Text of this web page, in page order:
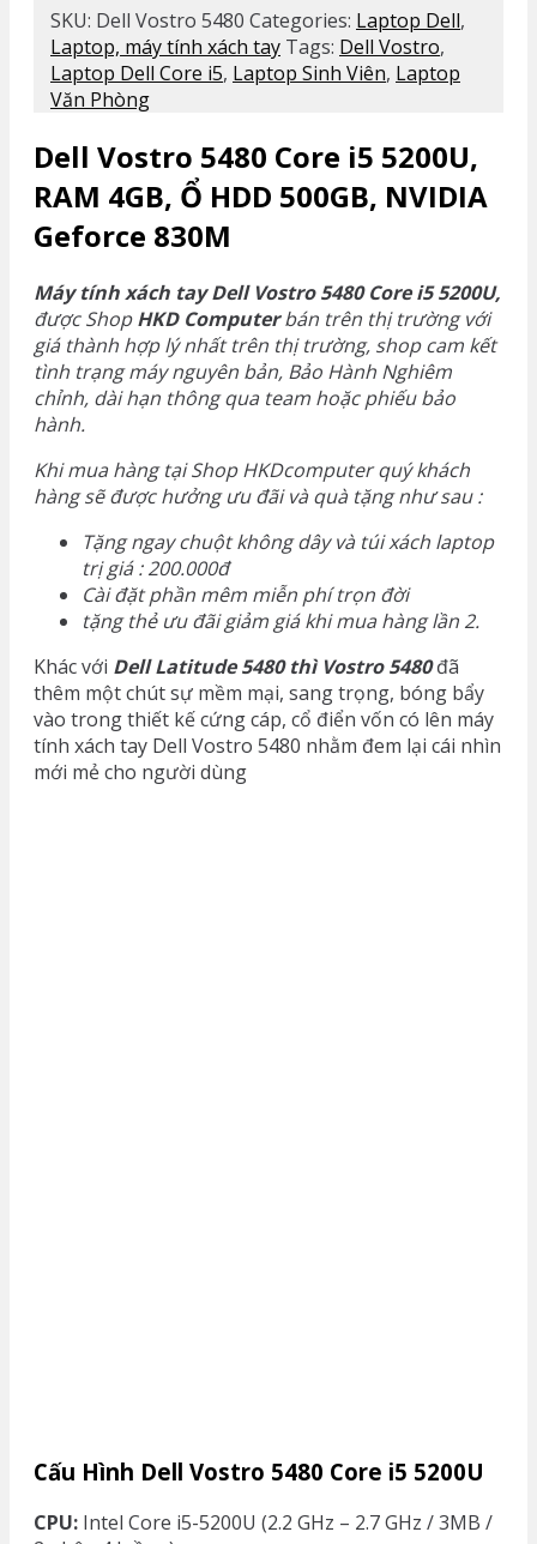
SKU: Dell Vostro 5480 Categories: Laptop Dell,
Laptop, máy tính xách tay Tags: Dell Vostro,
Laptop Dell Core i5, Laptop Sinh Viên, Laptop
Văn Phòng
Dell Vostro 5480 Core i5 5200U,
RAM 4GB, Ổ HDD 500GB, NVIDIA
Geforce 830M
Máy tính xách tay Dell Vostro 5480 Core i5 5200U,
được ShopHKD Computerbán trên thị trường với
giá thành hợp lý nhất trên thị trường, shop cam kết
tình trạng máy nguyên bản, Bảo Hành Nghiêm
chỉnh, dài hạn thông qua team hoặc phiếu bảo
hành.
Khi mua hàng tại Shop HKDcomputer quý khách
hàng sẽ được hưởng ưu đãi và quà tặng như sau :
Tặng ngay chuột không dây và túi xách laptop
trị giá : 200.000đ
Cài đặt phần mêm miễn phí trọn đời
tặng thẻ ưu đãi giảm giá khi mua hàng lần 2.
Khác với Dell Latitude 5480 thì Vostro 5480đã
thêm một chút sự mềm mại, sang trọng, bóng bẩy
vào trong thiết kế cứng cáp, cổ điển vốn có lên máy
tính xách tay Dell Vostro 5480 nhằm đem lại cái nhìn
mới mẻ cho người dùng
Cấu Hình Dell Vostro 5480 Core i5 5200U
CPU: Intel Core i5-5200U (2.2 GHz – 2.7 GHz / 3MB /